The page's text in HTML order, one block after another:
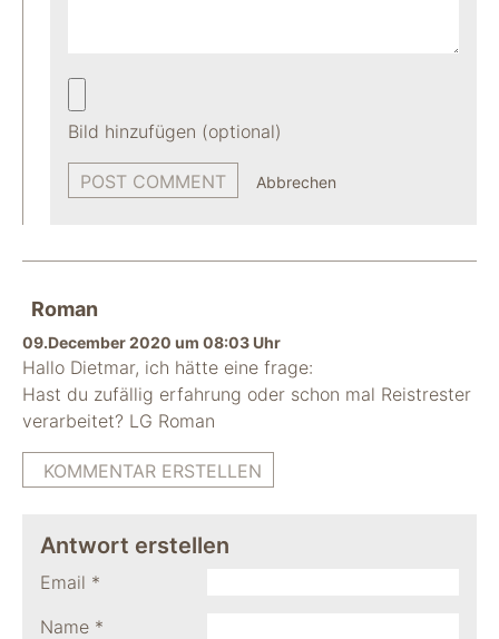
Bild hinzufügen (optional)
Abbrechen
Roman
09.December 2020 um 08:03 Uhr
Hallo Dietmar, ich hätte eine frage:
Hast du zufällig erfahrung oder schon mal Reistrester
verarbeitet? LG Roman
KOMMENTAR ERSTELLEN
Antwort erstellen
Name *
Email *